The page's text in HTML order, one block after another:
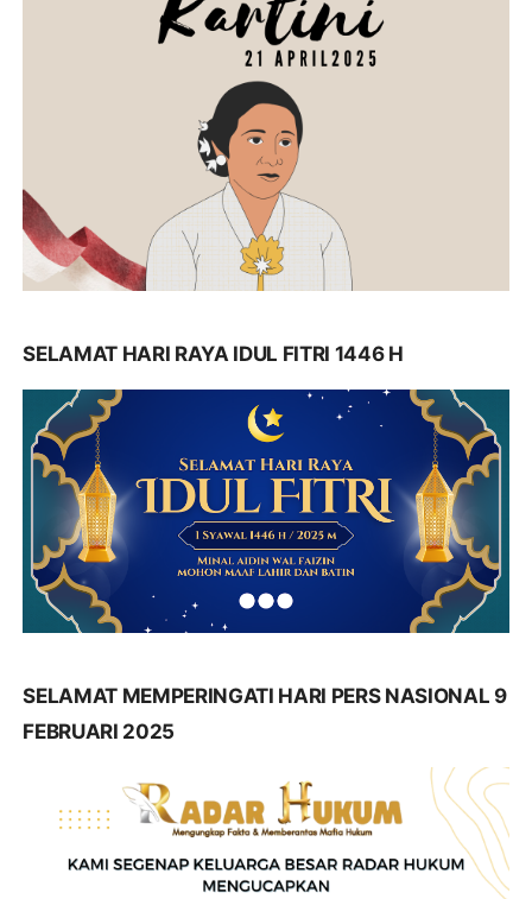
SELAMAT HARI RAYA IDUL FITRI 1446 H
SELAMAT MEMPERINGATI HARI PERS NASIONAL 9
FEBRUARI 2025